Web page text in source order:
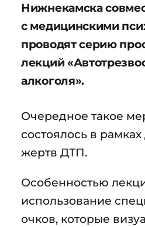
Нижнекамска
с медицинскими
проводят серию
лекций
алкоголя».
Очередное такое
состоялось в
жертв ДТП.
Особенностью
использование
очков, которые